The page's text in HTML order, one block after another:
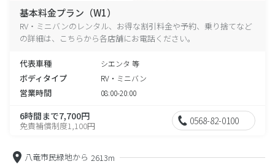
基本料金プラン（W1）
RV・ミニバンのレンタル、お得な割引料金や予約、乗り捨てなど
の詳細は、こちらから各店舗にお電話ください。
代表車種 シエンタ 等
ボディタイプ RV・ミニバン
営業時間 08:00-20:00
6時間まで7,700円
免責補償制度1,100円 0568-82-0100
八竜市民緑地から 2613m